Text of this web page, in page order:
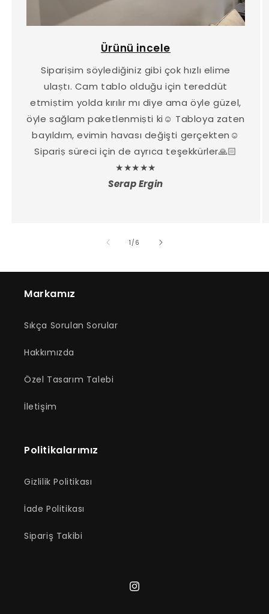
Ürünü incele
Sipariṣim söylediğiniz gibi çok hızlı elime
ulaṣtı. Cam tablo olduğu için tereddüt
etmiṣtim yolda kırılır mı diye ama öyle güzel,
öyle sağlam paketlenmiṣti ki☺️ Tabloya zaten
bayıldım, evimin havası değişti gerçekten☺️
Sipariṣ süreci için de ayrıca teşekkürler🙏🏻
★★★★★
Serap Ergin
1 //6
Markamız
Sıkça Sorulan Sorular
Hakkımızda
Özel Tasarım Talebi
İletişim
Politikalarımız
Gizlilik Politikası
İade Politikası
Sipariş Takibi
Instagram